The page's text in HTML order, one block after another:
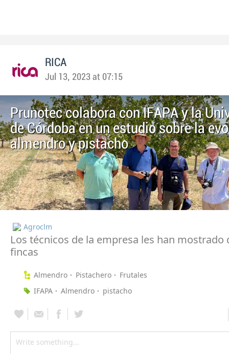
RICA
Jul 13, 2023 at 07:15
Prunotec colabora con IFAPA y la
de Córdoba en un estudio sobre la
almendro y pistacho
Agroclm
Los técnicos de la empresa les han mostrado
fincas
Almendro Pistachero
Frutales
IFAPA
Almendro pistacho